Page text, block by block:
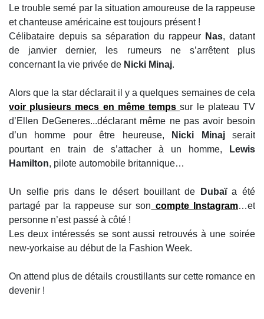
Le trouble semé par la situation amoureuse de la rappeuse
et chanteuse américaine est toujours présent !
Célibataire depuis sa séparation du rappeur Nas, datant
de janvier dernier, les rumeurs ne s’arrêtent plus
concernant la vie privée de Nicki Minaj.
Alors que la star déclarait il y a quelques semaines de cela
voir plusieurs mecs en même tempssur le plateau TV
d’Ellen DeGeneres...déclarant même ne pas avoir besoin
d’un homme pour être heureuse,
Nicki Minajserait
pourtant en train de s’attacher à un homme,
Lewis
Hamilton, pilote automobile britannique…
Un selfie pris dans le désert bouillant de Dubaïa été
partagé par la rappeuse sur son compte Instagram…et
personne n’est passé à côté !
Les deux intéressés se sont aussi retrouvés à une soirée
new-yorkaise au début de la Fashion Week.
On attend plus de détails croustillants sur cette romance en
devenir !